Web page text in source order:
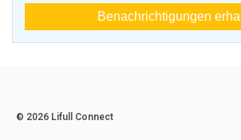
Benachrichtigungen
© 2026 Lifull Connect